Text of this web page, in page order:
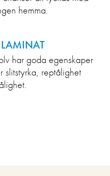
hemma.
har goda egenskaper
slitstyrka, reptålighet